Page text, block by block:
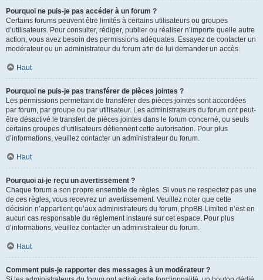
Pourquoi ne puis-je pas accéder à un forum ?
Certains forums peuvent être limités à certains utilisateurs ou groupes
d’utilisateurs. Pour consulter, rédiger, publier ou réaliser n’importe quelle autre
action, vous avez besoin des permissions adéquates. Essayez de contacter un
modérateur ou un administrateur du forum afin de lui demander un accès.
Haut
Pourquoi ne puis-je pas transférer de pièces jointes ?
Les permissions permettant de transférer des pièces jointes sont accordées
par forum, par groupe ou par utilisateur. Les administrateurs du forum ont peut-
être désactivé le transfert de pièces jointes dans le forum concerné, ou seuls
certains groupes d’utilisateurs détiennent cette autorisation. Pour plus
d’informations, veuillez contacter un administrateur du forum.
Haut
Pourquoi ai-je reçu un avertissement ?
Chaque forum a son propre ensemble de règles. Si vous ne respectez pas une
de ces règles, vous recevrez un avertissement. Veuillez noter que cette
décision n’appartient qu’aux administrateurs du forum, phpBB Limited n’est en
aucun cas responsable du règlement instauré sur cet espace. Pour plus
d’informations, veuillez contacter un administrateur du forum.
Haut
Comment puis-je rapporter des messages à un modérateur ?